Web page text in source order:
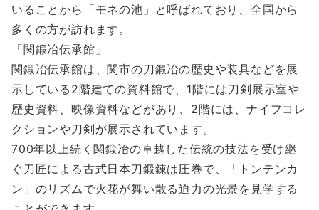
いることから「モネの池」と呼ばれており、全国から
多くの方が訪れます。
「関鍛冶伝承館」
関鍛冶伝承館は、関市の刀鍛冶の歴史や装具などを展
示している2階建ての資料館で、1階には刀剣展示室や
歴史資料、映像資料などがあり、2階には、ナイフコレ
クションや刀剣が展示されています。
700年以上続く関鍛冶の卓越した伝統の技法を受け継
ぐ刀匠による古式日本刀鍛錬は圧巻で、「トンテンカ
ン」のリズムで火花が舞い散る迫力の光景を見学する